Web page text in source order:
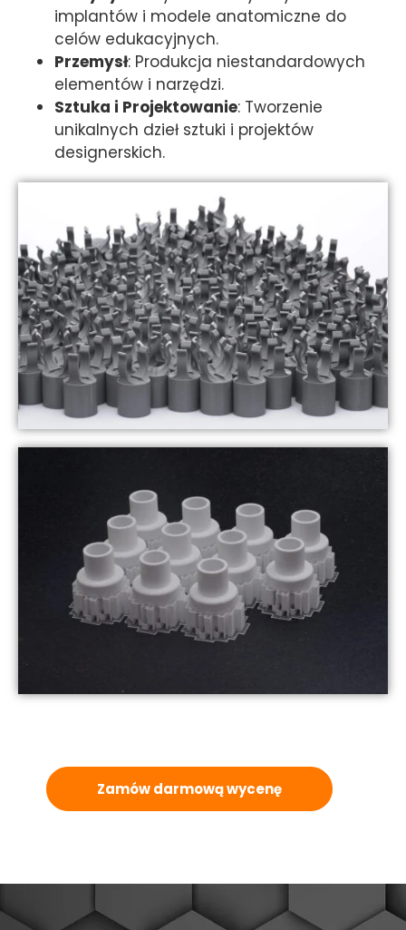
implantów i modele anatomiczne do
celów edukacyjnych.
Przemysł: Produkcja niestandardowych
elementów i narzędzi.
Sztuka i Projektowanie: Tworzenie
unikalnych dzieł sztuki i projektów
designerskich.
Zamów darmową wycenę